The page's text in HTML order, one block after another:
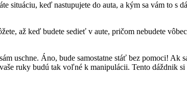
situáciu, keď nastupujete do auta, a kým sa vám to s
až keď budete sedieť v aute, pričom nebudete
uschne. Áno, bude samostatne stáť bez pomoci! Ak
ruky budú tak voľné k manipulácii. Tento dáždnik